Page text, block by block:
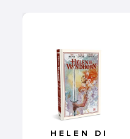
HELEN DI